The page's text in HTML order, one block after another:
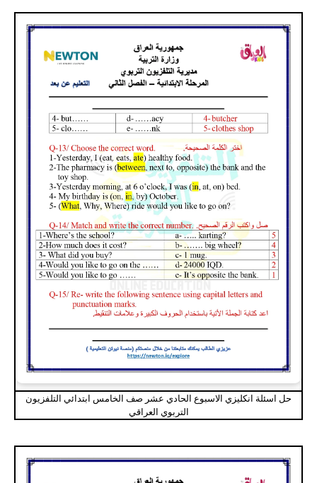
حل اسئلة انكليزي الاسبوع الحادي عشر صف الخامس ابتدائي التلفزيون
التربوي العراقي